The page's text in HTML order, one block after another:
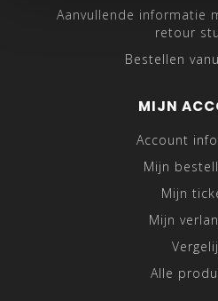
Aanvullende informatie
retour
Bestellen
MIJN
Account
Mijn
Mijn
Mijn
Alle